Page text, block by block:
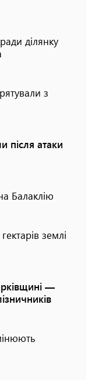
ділянку
з
після атаки
Балаклію
землі
—